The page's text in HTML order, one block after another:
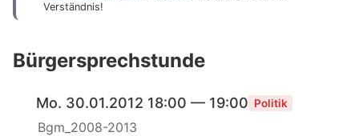
Verständnis!
Bürgersprechstunde
Mo. 30.01.2012 18:00 — 19:00 Politik
Bgm_2008-2013